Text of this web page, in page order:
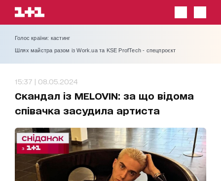
Голос країни: кастинг
Шлях майстра разом із Work.ua та KSE ProfTech - спецпроєкт
15:37 | 08.05.2024
Скандал із MELOVIN: за що відома
співачка засудила артиста